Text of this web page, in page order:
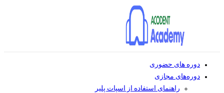
دوره های حضوری
دوره‌های مجازی
راهنمای استفاده از اسپات پلیر